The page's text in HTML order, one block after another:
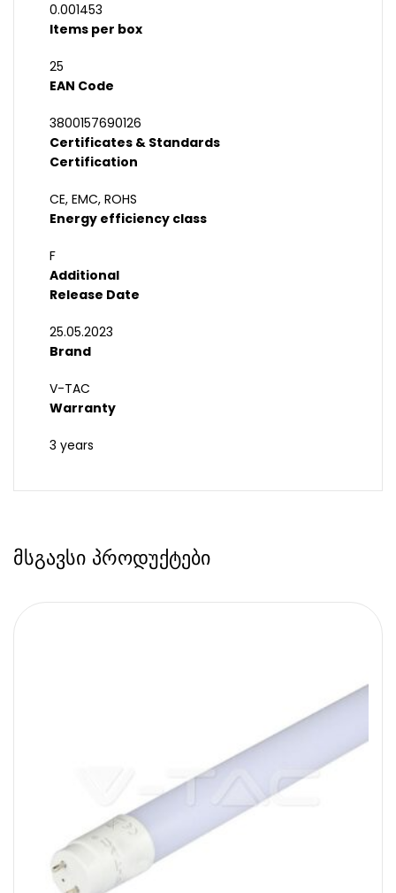
0.001453
Items per box
25
EAN Code
3800157690126
Certificates & Standards
Certification
CE, EMC, ROHS
Energy efficiency class
F
Additional
Release Date
25.05.2023
Brand
V-TAC
Warranty
3 years
მსგავსი პროდუქტები